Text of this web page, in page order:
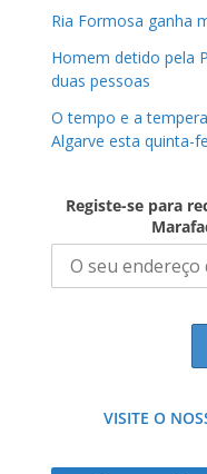
Ria Formosa ganha
Homem detido pela
duas pessoas
O tempo e a
Algarve esta quinta-
Registe-se para
VISITE O